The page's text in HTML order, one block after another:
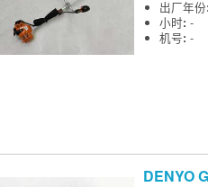
出厂年份
小时:-
机号:-
DENYO